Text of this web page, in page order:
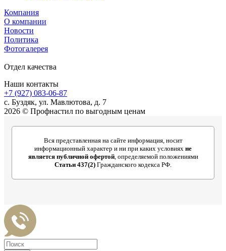
Компания
О компании
Новости
Политика
Фотогалерея
Отдел качества
Наши контакты
+7 (927) 083-06-87
c. Буздяк, ул. Мавлютова, д. 7
2026 © Профнастил по выгодным ценам
Вся представленная на сайте информация, носит
информационный характер и ни при каких условиях не
является публичной офертой, определяемой положениями
Статьи 437(2) Гражданского кодекса РФ.